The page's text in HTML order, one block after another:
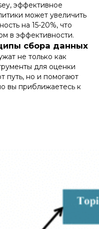
эффективное
может увеличить
на 15-20%, что
в эффективности.
сбора данных
не только как
для оценки
путь, но и помогают
вы приближаетесь к